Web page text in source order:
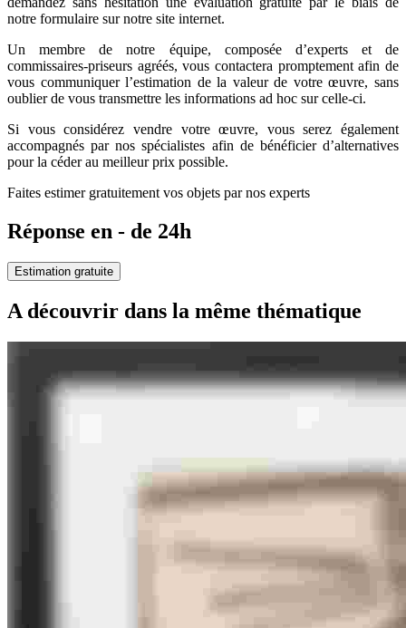
notre formulaire sur notre site internet.
Un membre de notre équipe, composée d’experts et de
commissaires-priseurs agréés, vous contactera promptement afin de
vous communiquer l’estimation de la valeur de votre œuvre, sans
oublier de vous transmettre les informations ad hoc sur celle-ci.
Si vous considérez vendre votre œuvre, vous serez également
accompagnés par nos spécialistes afin de bénéficier d’alternatives
pour la céder au meilleur prix possible.
Faites estimer gratuitement vos objets par nos experts
Réponse en - de 24h
Estimation gratuite
A découvrir dans la même thématique